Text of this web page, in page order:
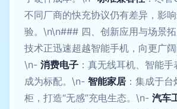
不同厂商的快充协议仍有差异，影
验。\n\n### 四、创新应用与场景
技术正迅速超越智能手机，向更广阔
\n- 消费电子 ：真无线耳机、智能
成为标配。\n- 智能家居 ：集成于
柜，打造“无感”充电生态。\n- 汽车